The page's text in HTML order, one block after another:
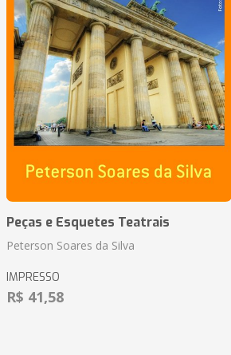
Peças e Esquetes Teatrais
Peterson Soares da Silva
IMPRESSO
R$ 41,58